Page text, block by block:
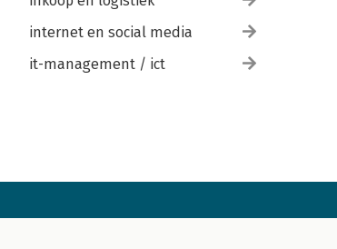
internet en social media
it-management / ict